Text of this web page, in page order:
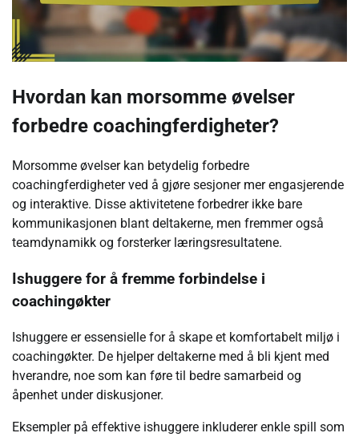
Hvordan kan morsomme øvelser
forbedre coachingferdigheter?
Morsomme øvelser kan betydelig forbedre
coachingferdigheter ved å gjøre sesjoner mer engasjerende
og interaktive. Disse aktivitetene forbedrer ikke bare
kommunikasjonen blant deltakerne, men fremmer også
teamdynamikk og forsterker læringsresultatene.
Ishuggere for å fremme forbindelse i
coachingøkter
Ishuggere er essensielle for å skape et komfortabelt miljø i
coachingøkter. De hjelper deltakerne med å bli kjent med
hverandre, noe som kan føre til bedre samarbeid og
åpenhet under diskusjoner.
Eksempler på effektive ishuggere inkluderer enkle spill som